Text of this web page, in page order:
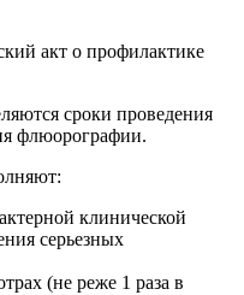
акт о профилактике
сроки проведения
флюорографии.
клинической
серьезных
(не реже 1 раза в